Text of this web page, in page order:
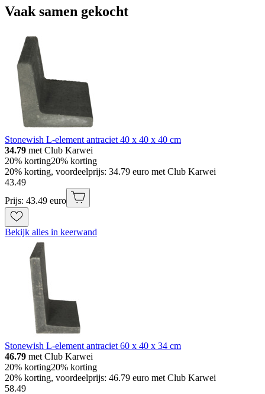
Vaak samen gekocht
Stonewish L-element antraciet 40 x 40 x 40 cm
34.79 met Club Karwei
20% korting20% korting
20% korting, voordeelprijs: 34.79 euro met Club Karwei
43.49
Prijs: 43.49 euro
Bekijk alles in keerwand
Stonewish L-element antraciet 60 x 40 x 34 cm
46.79 met Club Karwei
20% korting20% korting
20% korting, voordeelprijs: 46.79 euro met Club Karwei
58.49